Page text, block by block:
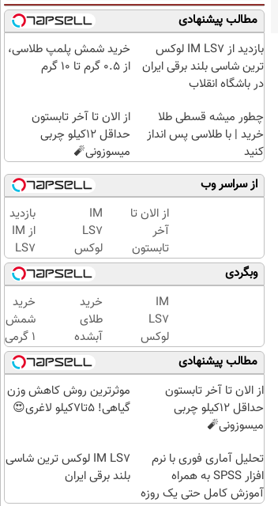
مطالب پیشنهادی
بازدید از IM LS7 لوکس
ترین شاسی بلند برقی ایران
در باشگاه انقلاب
خرید شمش پلمپ طلاسی،
از ۰.۵ گرم تا ۱۰ گرم
چطور میشه قسطی طلا
خرید | با طلاسی پس انداز
کنید
از الان تا آخر تابستون
حداقل 12کیلو چربی
میسوزونی🧨
از سراسر وب
از الان تا
آخر
تابستون
حداقل
12کیلو
چربی
میسوزونی
🧨
IM
LS7
لوکس
ترین
شاسی
بلند
برقی
ایران
بازدید
از IM
LS7
لوکس
ترین
شاسی
بلند
برقی
ایران
در
باشگاه
انقلاب
وبگردی
IM
LS7
لوکس
ترین
شاسی
بلند
خرید
طلای
آبشده
حتی با
۱۰۰هزارتومان
خرید
شمش
1 گرمی
از
طلاسی
مطالب پیشنهادی
از الان تا آخر تابستون
حداقل 12کیلو چربی
میسوزونی🧨
موثرترین روش کاهش وزن
گیاهی! 5تا۷کیلو لاغری😍
تحلیل آماری فوری با نرم
افزار SPSS به همراه
آموزش کامل حتی یک روزه
IM LS7 لوکس ترین شاسی
بلند برقی ایران